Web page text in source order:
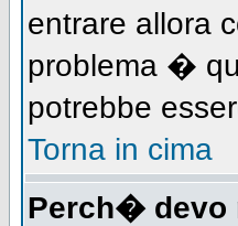
entrare allora
problema �
potrebbe
Torna in cima
Perch� devo